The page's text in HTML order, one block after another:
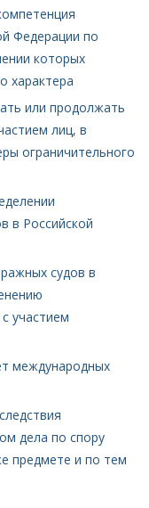
Федерации по
которых
характера
или продолжать
лиц, в
ограничительного
в Российской
судов в
участием
международных
дела по спору
предмете и по тем